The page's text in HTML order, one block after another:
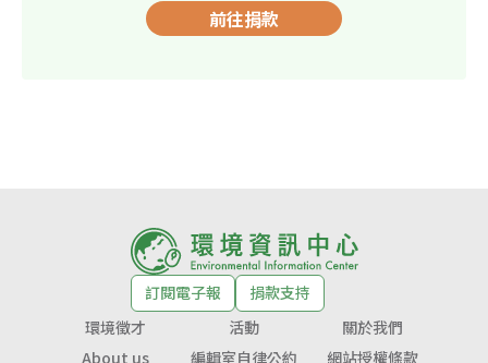
前往捐款
訂閱電子報
捐款支持
環境徵才
活動
關於我們
About us
編輯室自律公約 網站授權條款